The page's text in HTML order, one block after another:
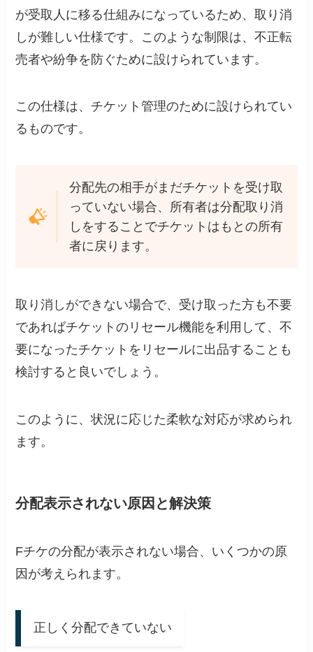
が受取人に移る仕組みになっているため、取り消
しが難しい仕様です。このような制限は、不正転
売者や紛争を防ぐために設けられています。
この仕様は、チケット管理のために設けられてい
るものです。
分配先の相手がまだチケットを受け取
っていない場合、所有者は分配取り消
しをすることでチケットはもとの所有
者に戻ります。
取り消しができない場合で、受け取った方も不要
であればチケットのリセール機能を利用して、不
要になったチケットをリセールに出品することも
検討すると良いでしょう。
このように、状況に応じた柔軟な対応が求められ
ます。
分配表示されない原因と解決策
Fチケの分配が表示されない場合、いくつかの原
因が考えられます。
正しく分配できていない